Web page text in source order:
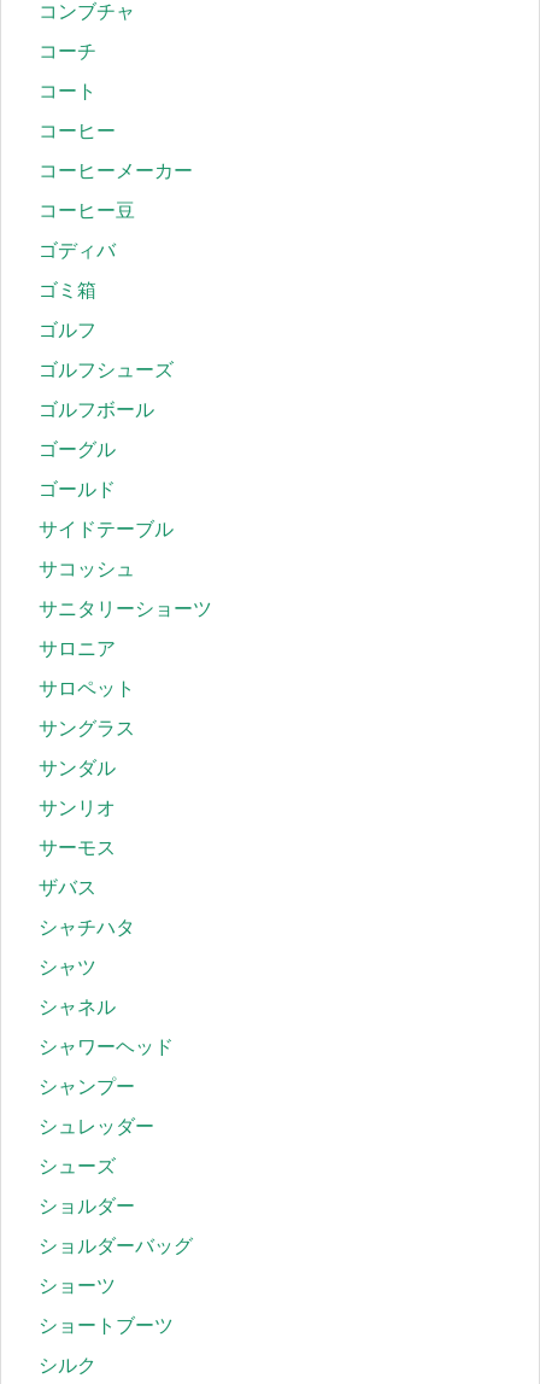
コンブチャ
コーチ
コート
コーヒー
コーヒーメーカー
コーヒー豆
ゴディバ
ゴミ箱
ゴルフ
ゴルフシューズ
ゴルフボール
ゴーグル
ゴールド
サイドテーブル
サコッシュ
サニタリーショーツ
サロニア
サロペット
サングラス
サンダル
サンリオ
サーモス
ザバス
シャチハタ
シャツ
シャネル
シャワーヘッド
シャンプー
シュレッダー
シューズ
ショルダー
ショルダーバッグ
ショーツ
ショートブーツ
シルク